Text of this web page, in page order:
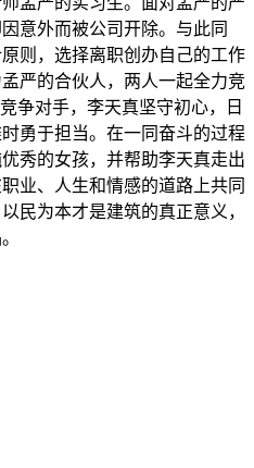
意外而被公司开除。与此同
则，选择离职创办自己的工作
严的合伙人，两人一起全力竞
争对手，李天真坚守初心，日
勇于担当。在一同奋斗的过程
秀的女孩，并帮助李天真走出
业、人生和情感的道路上共同
民为本才是建筑的真正意义，